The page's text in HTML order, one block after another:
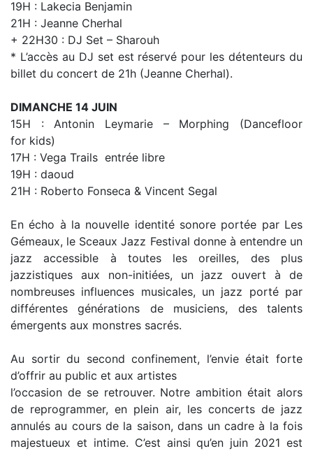
19H : Lakecia Benjamin
21H : Jeanne Cherhal
+ 22H30 : DJ Set – Sharouh
* L’accès au DJ set est réservé pour les détenteurs du
billet du concert de 21h (Jeanne Cherhal).
DIMANCHE 14 JUIN
15H : Antonin Leymarie – Morphing (Dancefloor
for kids)
17H : Vega Trails entrée libre
19H : daoud
21H : Roberto Fonseca & Vincent Segal
En écho à la nouvelle identité sonore portée par Les
Gémeaux, le Sceaux Jazz Festival donne à entendre un
jazz accessible à toutes les oreilles, des plus
jazzistiques aux non-initiées, un jazz ouvert à de
nombreuses influences musicales, un jazz porté par
différentes générations de musiciens, des talents
émergents aux monstres sacrés.
Au sortir du second confinement, l’envie était forte
d’offrir au public et aux artistes
l’occasion de se retrouver. Notre ambition était alors
de reprogrammer, en plein air, les concerts de jazz
annulés au cours de la saison, dans un cadre à la fois
majestueux et intime. C’est ainsi qu’en juin 2021 est